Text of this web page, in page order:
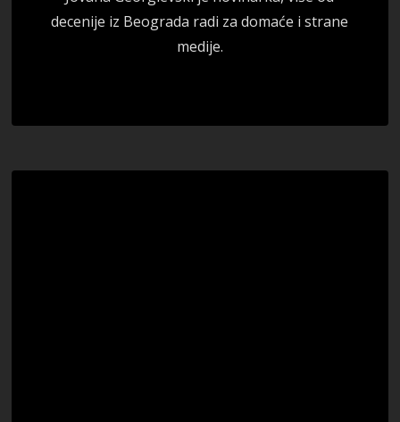
decenije iz Beograda radi za domaće i strane
medije.